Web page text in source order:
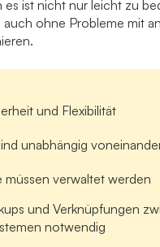
ist nicht nur leicht zu
auch ohne Probleme mit
und Flexibilität
unabhängig
müssen verwaltet werden
und Verknüpfungen
notwendig